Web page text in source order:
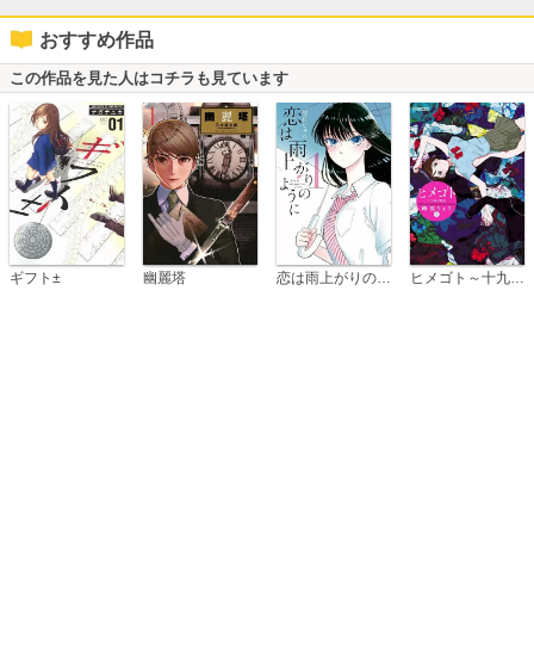
おすすめ作品
この作品を見た人はコチラも見ています
ギフト± 幽麗塔 恋は雨上がりのように ヒメゴト～十九歳の制服～